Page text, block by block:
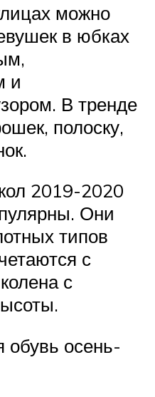
можно
в юбках
и
В тренде
полоску,
2019-2020
Они
типов
с
с
обувь осень-